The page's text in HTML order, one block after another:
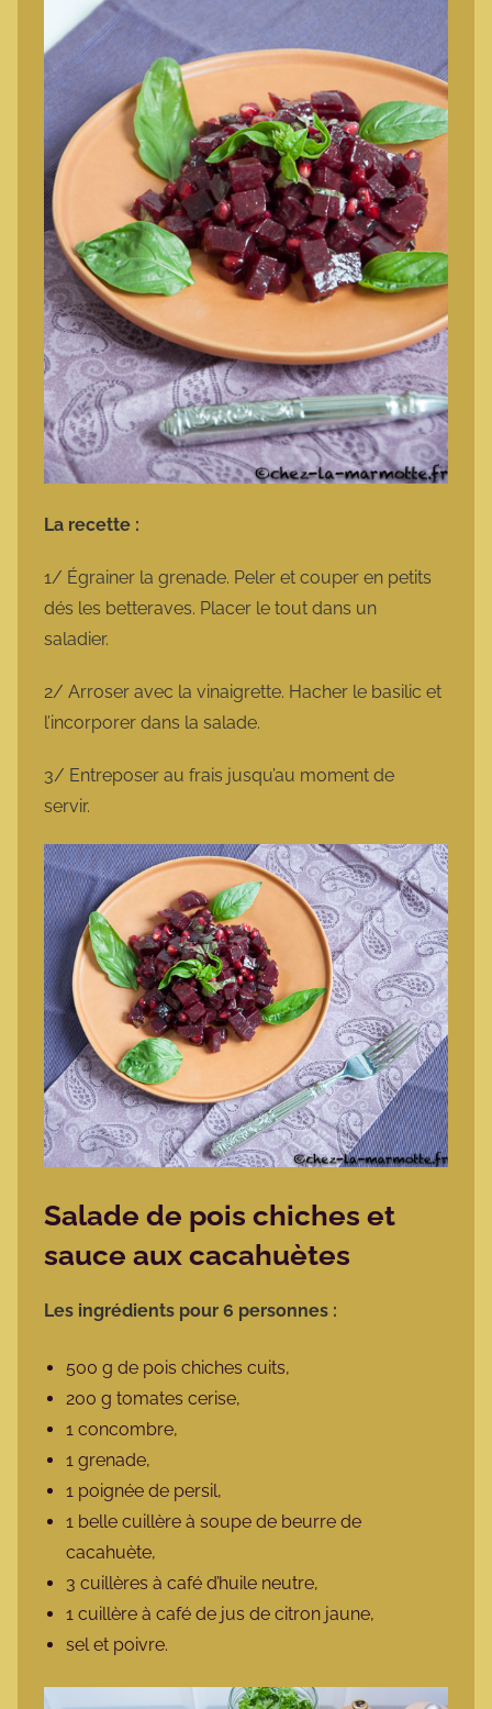
La recette :
1/ Égrainer la grenade. Peler et couper en petits
dés les betteraves. Placer le tout dans un
saladier.
2/ Arroser avec la vinaigrette. Hacher le basilic et
l’incorporer dans la salade.
3/ Entreposer au frais jusqu’au moment de
servir.
Salade de pois chiches et
sauce aux cacahuètes
Les ingrédients pour 6 personnes :
500 g de pois chiches cuits,
200 g tomates cerise,
1 concombre,
1 grenade,
1 poignée de persil,
1 belle cuillère à soupe de beurre de
cacahuète,
3 cuillères à café d’huile neutre,
1 cuillère à café de jus de citron jaune,
sel et poivre.